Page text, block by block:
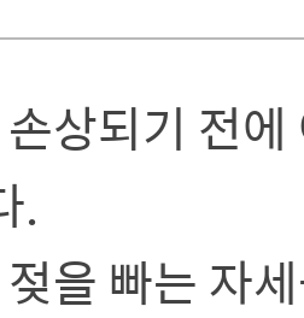
상되기 전
.
을 빠는 자